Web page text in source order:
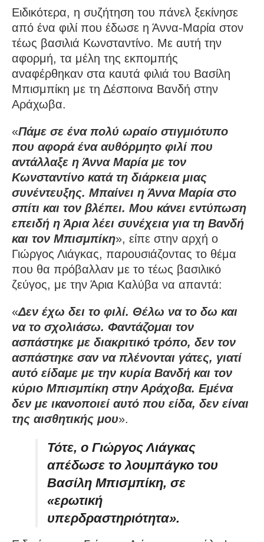
Ειδικότερα, η συζήτηση του πάνελ ξεκίνησε
από ένα φιλί που έδωσε η Άννα-Μαρία στον
τέως βασιλιά Κωνσταντίνο. Με αυτή την
αφορμή, τα μέλη της εκπομπής
αναφέρθηκαν στα καυτά φιλιά του Βασίλη
Μπισμπίκη με τη Δέσποινα Βανδή στην
Αράχωβα.
«Πάμε σε ένα πολύ ωραίο στιγμιότυπο
που αφορά ένα αυθόρμητο φιλί που
αντάλλαξε η Άννα Μαρία με τον
Κωνσταντίνο κατά τη διάρκεια μιας
συνέντευξης. Μπαίνει η Άννα Μαρία στο
σπίτι και τον βλέπει. Μου κάνει εντύπωση
επειδή η Άρια λέει συνέχεια για τη Βανδή
και τον Μπισμπίκη», είπε στην αρχή ο
Γιώργος Λιάγκας, παρουσιάζοντας το θέμα
που θα πρόβαλλαν με το τέως βασιλικό
ζεύγος, με την Άρια Καλύβα να απαντά:
«Δεν έχω δει το φιλί. Θέλω να το δω και
να το σχολιάσω. Φαντάζομαι τον
ασπάστηκε με διακριτικό τρόπο, δεν τον
ασπάστηκε σαν να πλένονται γάτες, γιατί
αυτό είδαμε με την κυρία Βανδή και τον
κύριο Μπισμπίκη στην Αράχοβα. Εμένα
δεν με ικανοποιεί αυτό που είδα, δεν είναι
της αισθητικής μου».
Τότε, ο Γιώργος Λιάγκας
απέδωσε το λουμπάγκο του
Βασίλη Μπισμπίκη, σε
«ερωτική
υπερδραστηριότητα».